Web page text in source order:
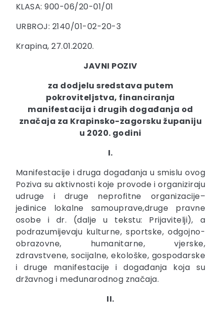
KLASA: 900-06/20-01/01
URBROJ: 2140/01-02-20-3
Krapina, 27.01.2020.
JAVNI POZIV
za dodjelu sredstava putem
pokroviteljstva, financiranja
manifestacija i drugih događanja od
značaja za Krapinsko-zagorsku županiju
u 2020. godini
I.
Manifestacije i druga događanja u smislu ovog
Poziva su aktivnosti koje provode i organiziraju
udruge i druge neprofitne organizacije–
jedinice lokalne samouprave,druge pravne
osobe i dr. (dalje u tekstu: Prijavitelji), a
podrazumijevaju kulturne, sportske, odgojno-
obrazovne, humanitarne, vjerske,
zdravstvene, socijalne, ekološke, gospodarske
i druge manifestacije i događanja koja su
državnog i međunarodnog značaja.
II.